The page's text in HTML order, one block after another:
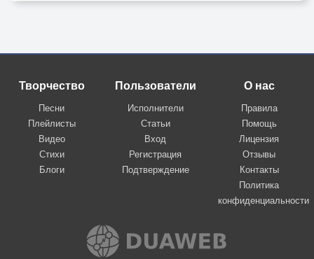
Творчество
Песни
Плейлисты
Видео
Стихи
Блоги
Пользователи
Исполнители
Статьи
Вход
Регистрация
Подтверждение
О нас
Правила
Помощь
Лицензия
Отзывы
Контакты
Политика
конфиденциальности